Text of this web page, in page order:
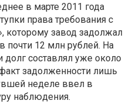
в марте 2011 года
права требования с
завод задолжал
почти 12 млн рублей. На
составлял уже около
задолженности лишь
неделе ввел в
наблюдения.